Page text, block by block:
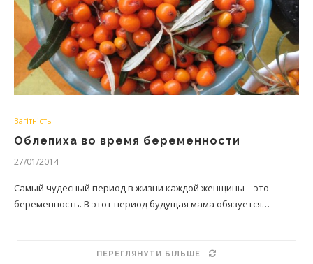
Вагітність
Облепиха во время беременности
27/01/2014
Самый чудесный период в жизни каждой женщины – это
беременность. В этот период будущая мама обязуется…
ПЕРЕГЛЯНУТИ БІЛЬШЕ